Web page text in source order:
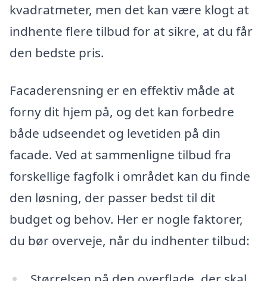
kvadratmeter, men det kan være klogt at
indhente flere tilbud for at sikre, at du får
den bedste pris.
Facaderensning er en effektiv måde at
forny dit hjem på, og det kan forbedre
både udseendet og levetiden på din
facade. Ved at sammenligne tilbud fra
forskellige fagfolk i området kan du finde
den løsning, der passer bedst til dit
budget og behov. Her er nogle faktorer,
du bør overveje, når du indhenter tilbud: